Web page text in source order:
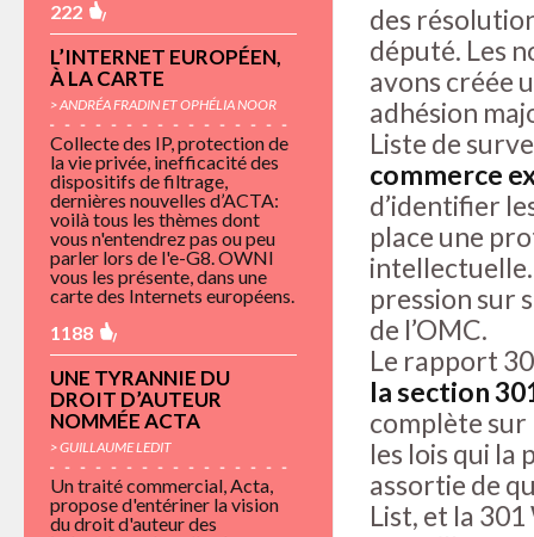
des
député. Les
avons créée
adhésion
Liste de
commerce
d’identifier
place une
pression sur
de l’OMC.
Le rapport
la section
complète sur
les lois qui la
assortie de
List, et la 301
222
L’INTERNET EUROPÉEN,
À LA CARTE
> ANDRÉA FRADIN ET OPHÉLIA NOOR
Collecte des IP, protection de
la vie privée, inefficacité des
dispositifs de filtrage,
dernières nouvelles d’ACTA:
voilà tous les thèmes dont
vous n'entendrez pas ou peu
parler lors de l'e-G8. OWNI
vous les présente, dans une
carte des Internets européens.
1188
UNE TYRANNIE DU
DROIT D’AUTEUR
NOMMÉE ACTA
> GUILLAUME LEDIT
Un traité commercial, Acta,
propose d'entériner la vision
du droit d'auteur des